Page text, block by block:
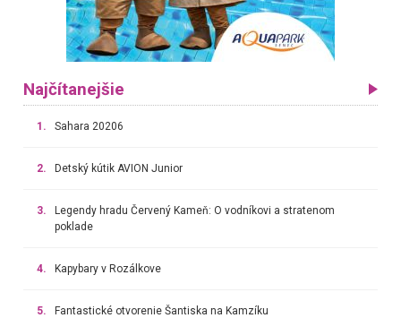
Najčítanejšie
1. Sahara 20206
2. Detský kútik AVION Junior
3.
Legendy hradu Červený Kameň: O vodníkovi a stratenom
poklade
4. Kapybary v Rozálkove
5. Fantastické otvorenie Šantiska na Kamzíku